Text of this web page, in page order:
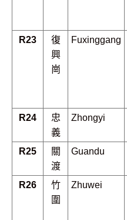
R23
復
興
崗
Fuxinggang
R24
忠
義
Zhongyi
R25
關
渡
Guandu
R26
竹
圍
Zhuwei